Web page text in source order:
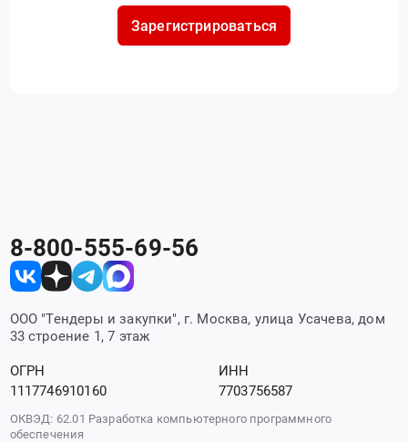
Зарегистрироваться
8-800-555-69-56
ООО "Тендеры и закупки", г. Москва, улица Усачева, дом
33 строение 1, 7 этаж
ОГРН
1117746910160
ИНН
7703756587
ОКВЭД: 62.01 Разработка компьютерного программного
обеспечения